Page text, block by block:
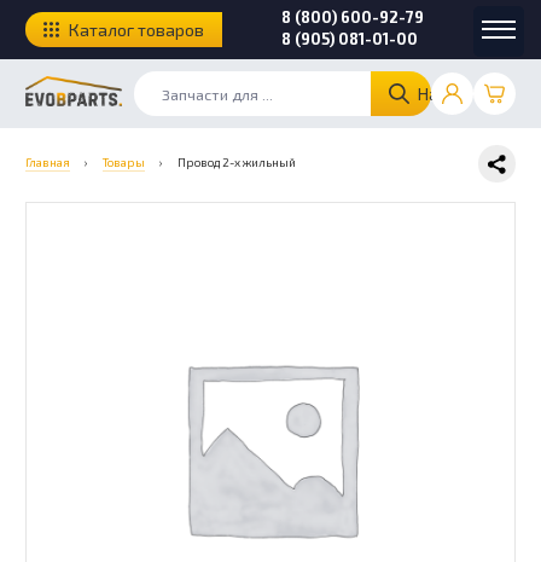
Найти
8 (800) 600-92-79
8 (905) 081-01-00
Каталог товаров
Главная › Товары › Провод 2-х жильный